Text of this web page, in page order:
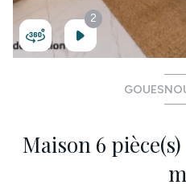
2
Maison 6 pièce(s) 4 chambre(s) 162